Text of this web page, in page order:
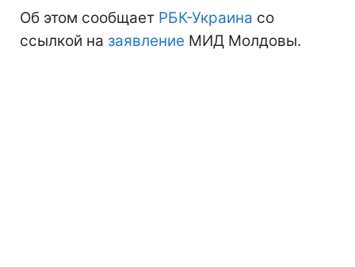
Об этом сообщает РБК-Украина со
ссылкой на заявление МИД Молдовы.